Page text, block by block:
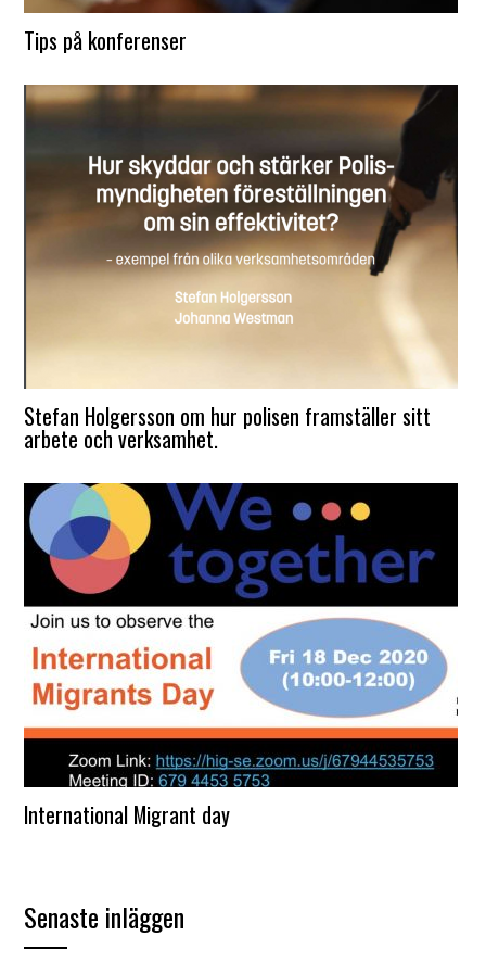
Tips på konferenser
Stefan Holgersson om hur polisen framställer sitt
arbete och verksamhet.
International Migrant day
Senaste inläggen